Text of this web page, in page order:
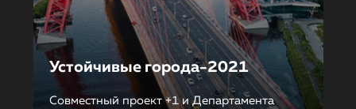
Устойчивые города-2021
Совместный проект +1 и Департамента